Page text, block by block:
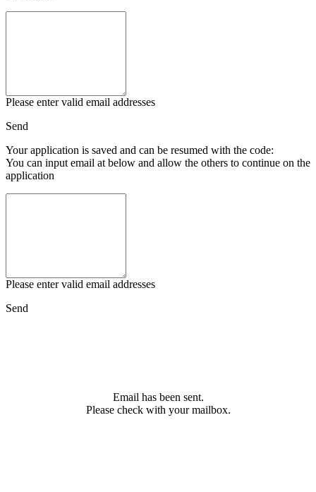
Please enter valid email addresses
Send
Your application is saved and can be resumed with the code:
You can input email at below and allow the others to continue on the
application
Please enter valid email addresses
Send
Email has been sent.
Please check with your mailbox.